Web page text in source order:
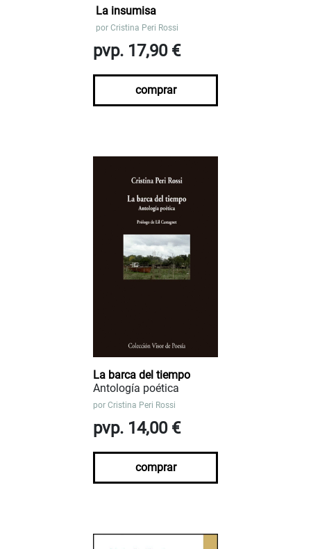
La insumisa
por Cristina Peri Rossi
pvp. 17,90 €
comprar
La barca del tiempo
Antología poética
por Cristina Peri Rossi
pvp. 14,00 €
comprar